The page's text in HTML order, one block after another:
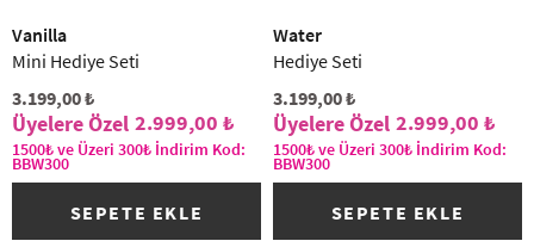
Vanilla
Mini Hediye Seti
3.199,00 ₺
2.999,00 ₺
1500₺ ve Üzeri 300₺ İndirim Kod:
BBW300
SEPETE EKLE
Water
Hediye Seti
3.199,00 ₺
2.999,00 ₺
1500₺ ve Üzeri 300₺ İndirim Kod:
BBW300
SEPETE EKLE